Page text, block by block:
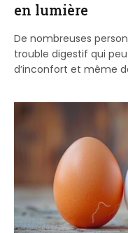
en lumière
De nombreuses
trouble digestif qui
d’inconfort et même